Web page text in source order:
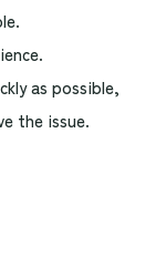
as possible,
the issue.